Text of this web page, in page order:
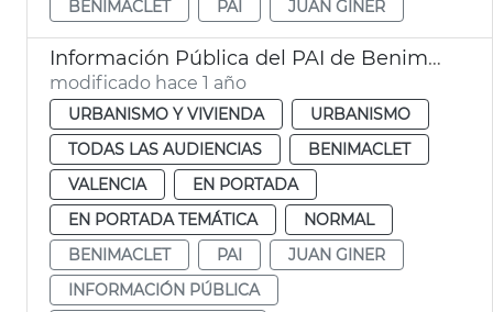
BENIMACLET
PAI JUAN GINER
Información Pública del PAI de Benimaclet València
modificado hace 1 año
URBANISMO Y VIVIENDA
URBANISMO
TODAS LAS AUDIENCIAS
BENIMACLET
VALENCIA
EN PORTADA
EN PORTADA TEMÁTICA
NORMAL
BENIMACLET
PAI
JUAN GINER
INFORMACIÓN PÚBLICA